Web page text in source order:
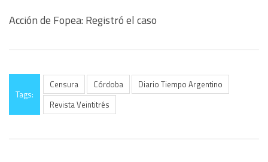
Acción de Fopea: Registró el caso
Tags:
Censura Córdoba
Diario Tiempo Argentino
Revista Veintitrés